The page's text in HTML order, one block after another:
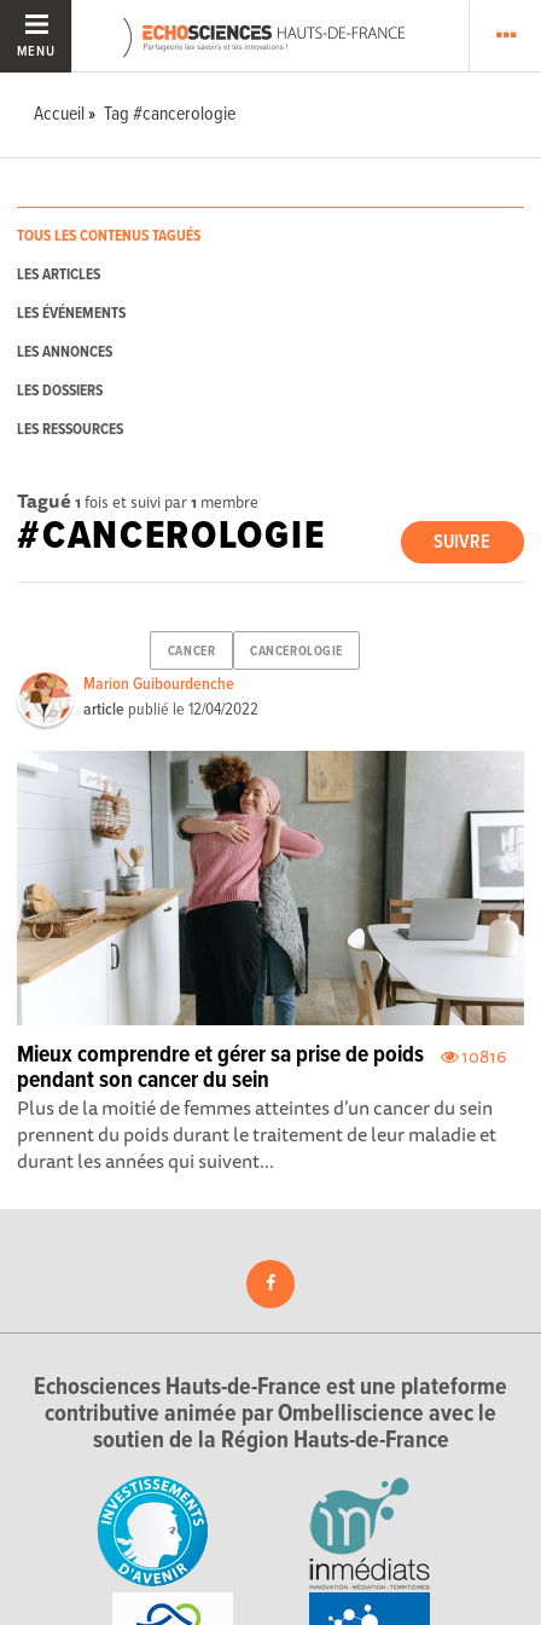
MENU
Accueil Tag #cancerologie
TOUS LES CONTENUS TAGUÉS
LES ARTICLES
LES ÉVÉNEMENTS
LES ANNONCES
LES DOSSIERS
LES RESSOURCES
Tagué 1 fois et suivi par1 membre
SUIVRE
#CANCEROLOGIE
CANCER CANCEROLOGIE
Marion Guibourdenche
article publié le12/04/2022
10816
Mieux comprendre et gérer sa prise de poids
pendant son cancer du sein
Plus de la moitié de femmes atteintes d’un cancer du sein
prennent du poids durant le traitement de leur maladie et
durant les années qui suivent...
Echosciences Hauts-de-France est une plateforme
contributive animée par Ombelliscience avec le
soutien de la Région Hauts-de-France